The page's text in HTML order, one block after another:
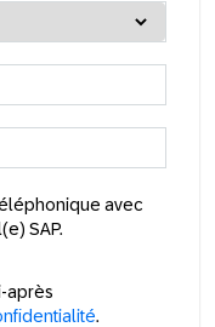
avec
SAP.
après
.